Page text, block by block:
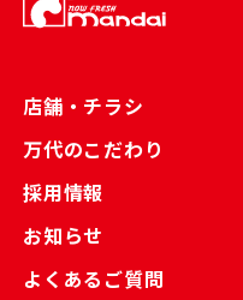
店舗・チラシ
万代のこだわり
採用情報
お知らせ
よくあるご質問